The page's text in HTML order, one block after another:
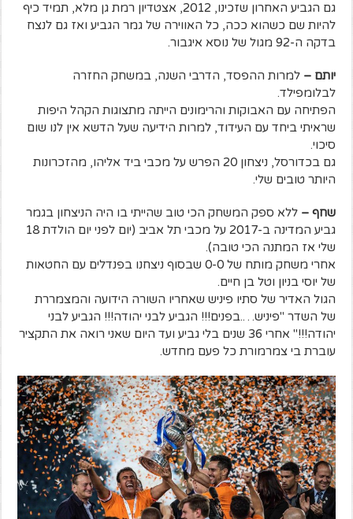
גם הגביע האחרון שזכינו, 2012, אצטדיון רמת גן מלא, תמיד כיף
להיות שם כשהוא ככה, כל האווירה של גמר הגביע ואז גם לנצח
בדקה ה-92 מגול של נוסא איגבור.
יותם –למרות ההפסד, הדרבי השנה, במשחק החזרה
לבלומפילד.
הפתיחה עם האבוקות והרימונים הייתה מתצוגות הקהל היפות
שראיתי ביחד עם העידוד, למרות הידיעה שעל הדשא אין לנו שום
סיכוי.
גם בכדורסל, ניצחון 20 הפרש על מכבי ביד אליהו, מהזכרונות
היותר טובים שלי.
שחף –ללא ספק המשחק הכי טוב שהייתי בו היה הניצחון בגמר
גביע המדינה ב-2017 על מכבי תל אביב (יום לפני יום הולדת 18
שלי אז המתנה הכי טובה).
אחרי משחק מותח של 0-0 שבסוף ניצחנו בפנדלים עם החטאות
של יוסי בניון וטל בן חיים.
הגול האדיר של סתיו פיניש שאחריו השורה הידועה והמצמררת
של השדר "פיניש….בפנים!!! הגביע לבני יהודה!!! הגביע לבני
יהודה!!!" אחרי 36 שנים בלי גביע ועד היום שאני רואה את התקציר
עוברת בי צמרמורת כל פעם מחדש.